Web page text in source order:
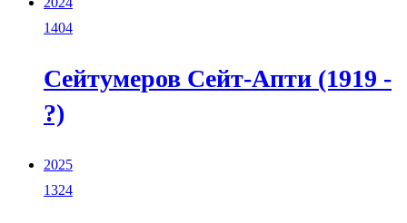
1404
Сейтумеров Сейт-Апти (1919 -
?)
2025
1324